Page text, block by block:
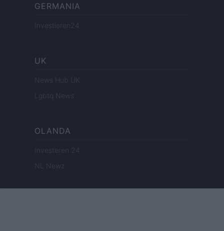
GERMANIA
Investieren24
UK
News Hub UK
Lgbtq News
OLANDA
Investeren 24
NL Newz